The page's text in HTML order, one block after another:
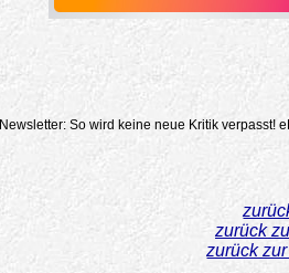
Newsletter: So wird keine neue Kritik verpasst!
zurück
zurück